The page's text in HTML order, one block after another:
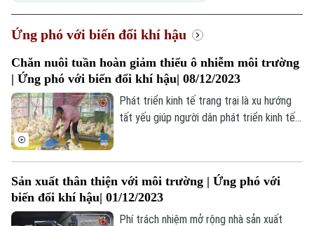
Chính trị
Xã hội
An ninh trật tự
Công nghệ
Người Hà Nội
Khoảnh khắc Hà Nội
Ẩm thực
Thế giới
Quân sự
Hồ sơ
Người Việt 4 phương
Kinh tế
Tin tức
Cafe sáng
Doanh nghiệp
Nhà đất
Tin tức
Đầu tư
Căn hộ
Tàu và Xe
Tàu
Giáo dục
Tin tức
Văn hóa
Ứng phó với biến đổi khí hậu
Chăn nuôi tuần hoàn giảm thiểu ô nhiễm môi trường
| Ứng phó với biến đổi khí hậu| 08/12/2023
Phát triển kinh tế trang trại là xu hướng
tất yếu giúp người dân phát triển kinh tế,
là gây ô nhiễm môi trường. Chăn nuôi khép
kín tuần hoàn đã giải được bài toán này,
giúp vừa phát triển, nâng cao hiệu quả
Sản xuất thân thiện với môi trường | Ứng phó với
biến đổi khí hậu| 01/12/2023
Phí trách nhiệm mở rộng nhà sản xuất